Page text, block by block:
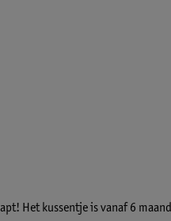
Het kussentje is vanaf 6